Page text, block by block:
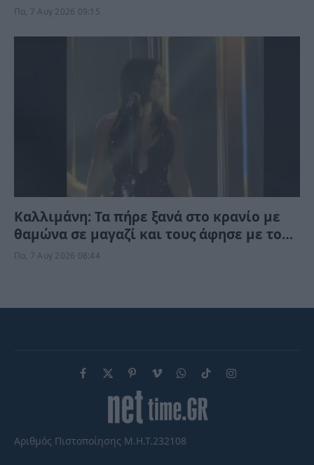
Πα, 7 Αυγ 2026 09:15
Καλλιμάνη: Τα πήρε ξανά στο κρανίο με
θαμώνα σε μαγαζί και τους άφησε με το
στόμα ανοικτό – “Σήκω πάνω…” (Βίντεο)
Πα, 7 Αυγ 2026 08:44
Facebook
X
(Twitter)
PinterestVimeoWhatsApp
TikTokInstagram
Αριθμός Πιστοποίησης Μ.Η.Τ.232108